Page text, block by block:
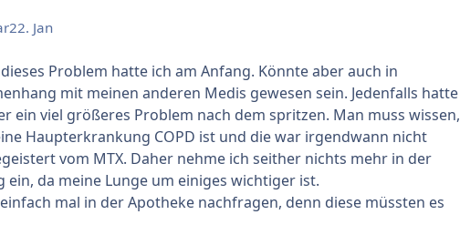
22. Jan
Problem hatte ich am Anfang. Könnte aber auch in
mit meinen anderen Medis gewesen sein. Jedenfalls hatte
ein viel größeres Problem nach dem spritzen. Man muss wissen,
Haupterkrankung COPD ist und die war irgendwann nicht
vom MTX. Daher nehme ich seither nichts mehr in der
ein, da meine Lunge um einiges wichtiger ist.
einfach mal in der Apotheke nachfragen, denn diese müssten es